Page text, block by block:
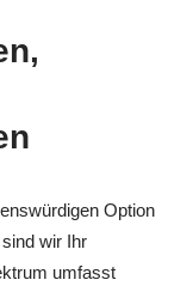
Option
wir Ihr
umfasst